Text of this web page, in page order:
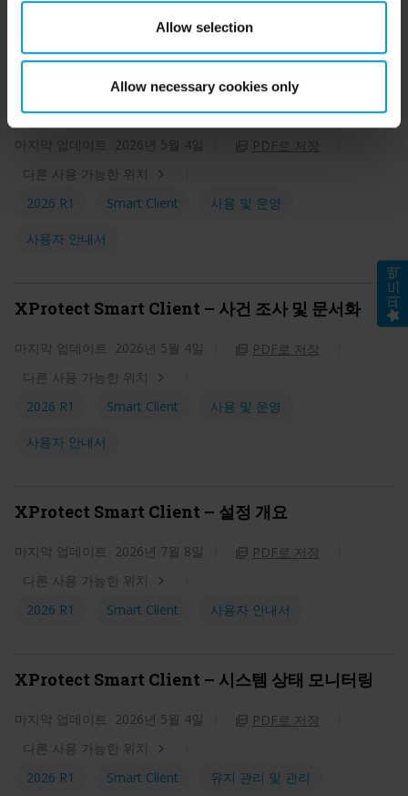
‘Show details’ for more information. For more details
involved, click ‘Show details’.
Allow selection
Allow necessary cookies only
XProtect Smart Client – 사건 대응
마지막 업데이트 2026년 5월 4일
PDF로 저장
다른 사용 가능한 위치
2026 R1
Smart Client 사용 및 운영
사용자 안내서
XProtect Smart Client – 사건 조사 및 문서화
마지막 업데이트 2026년 5월 4일
PDF로 저장
다른 사용 가능한 위치
2026 R1
Smart Client 사용 및 운영
사용자 안내서
XProtect Smart Client – 설정 개요
마지막 업데이트 2026년 7월 8일
PDF로 저장
다른 사용 가능한 위치
2026 R1
Smart Client 사용자 안내서
XProtect Smart Client – 시스템 상태 모니터링
마지막 업데이트 2026년 5월 4일
PDF로 저장
다른 사용 가능한 위치
2026 R1
Smart Client 유지 관리 및 관리
피드백